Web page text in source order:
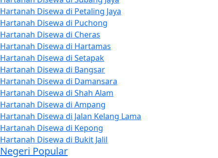
Hartanah Disewa di Petaling Jaya
Hartanah Disewa di Puchong
Hartanah Disewa di Cheras
Hartanah Disewa di Hartamas
Hartanah Disewa di Setapak
Hartanah Disewa di Bangsar
Hartanah Disewa di Damansara
Hartanah Disewa di Shah Alam
Hartanah Disewa di Ampang
Hartanah Disewa di Jalan Kelang Lama
Hartanah Disewa di Kepong
Hartanah Disewa di Bukit Jalil
Negeri Popular